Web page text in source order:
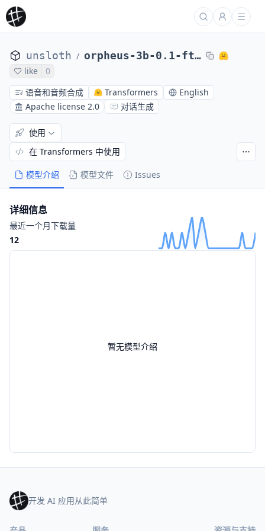
unsloth / orpheus-3b-0.1-ft-GGUF
like
0
语音和音频合成
Transformers
English
Apache license 2.0
对话生成
模型介绍 模型文件 Issues
使用
在 Transformers 中使用
暂无模型介绍
详细信息
最近一个月下载量
12
开发 AI 应用从此简单